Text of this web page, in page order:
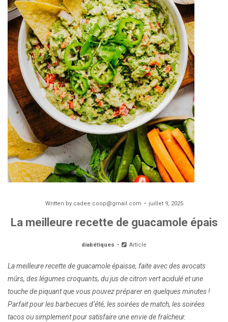
Written by cadee.coop@gmail.com juillet 9, 2025
La meilleure recette de guacamole épais
diabétiques Article
La meilleure recette de guacamole épaisse, faite avec des avocats
mûrs, des légumes croquants, du jus de citron vert acidulé et une
touche de piquant que vous pouvez préparer en quelques minutes !
Parfait pour les barbecues d’été, les soirées de match, les soirées
tacos ou simplement pour satisfaire une envie de fraîcheur.